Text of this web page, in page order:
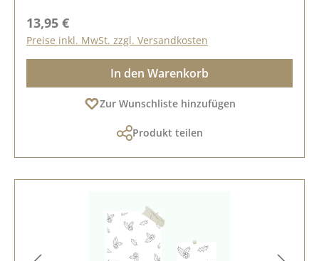
Regulärer Preis:
13,95 €
Preise inkl. MwSt. zzgl. Versandkosten
In den Warenkorb
Zur Wunschliste hinzufügen
Produkt teilen